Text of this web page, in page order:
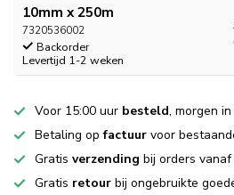
10mm x 250m
7320536002
Backorder
Levertijd 1-2 weken
Voor 15:00 uur besteld, morgen
Betaling opfactuur voor
Gratis verzending bij orders
Gratis retour bij ongebruikte